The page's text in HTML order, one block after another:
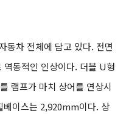
동차 전체에 담고 있다. 전면
역동적인 인상이다. 더블 U형
램프가 마치 상어를 연상시
이스는 2,920mm이다. 상